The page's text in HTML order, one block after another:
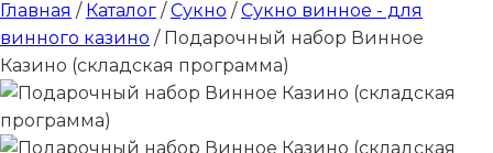
Главная / Каталог / Сукно / Сукно винное - для
винного казино / Подарочный набор Винное
Казино (складская программа)